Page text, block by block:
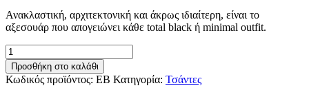
Ανακλαστική, αρχιτεκτονική και άκρως ιδιαίτερη, είναι το
αξεσουάρ που απογειώνει κάθε total black ή minimal outfit.
Lunette
Τσάντα
ποσότητα
Προσθήκη στο καλάθι
Κωδικός προϊόντος: EB Κατηγορία: Τσάντες